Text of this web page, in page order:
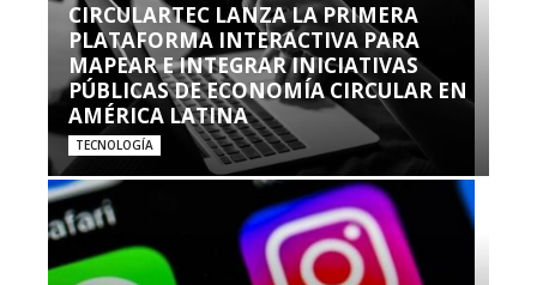
CIRCULARTEC LANZA LA PRIMERA
PLATAFORMA INTERACTIVA PARA
MAPEAR E INTEGRAR INICIATIVAS
PÚBLICAS DE ECONOMÍA CIRCULAR EN
AMÉRICA LATINA
TECNOLOGÍA